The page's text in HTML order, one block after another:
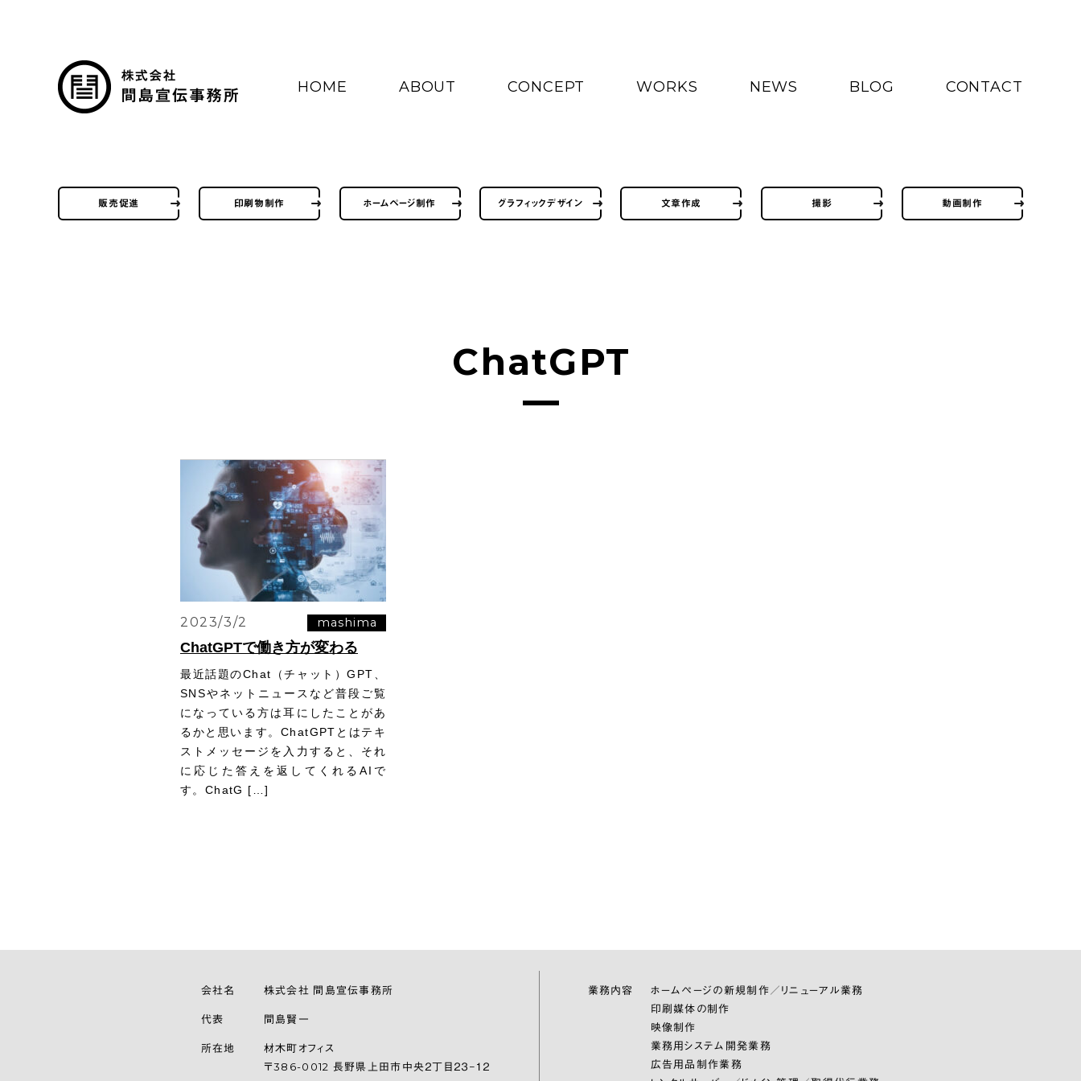
HOME ABOUT CONCEPT WORKS NEWS BLOG CONTACT
販売促進 印刷物制作 ホームページ制作 グラフィックデザイン 文章作成 撮影 動画制作
ChatGPT
2023/3/2 mashima
ChatGPTで働き方が変わる
最近話題のChat（チャット）GPT、
SNSやネットニュースなど普段ご覧
になっている方は耳にしたことがあ
るかと思います。ChatGPTとはテキ
ストメッセージを入力すると、それ
に応じた答えを返してくれるAIで
す。ChatG […]
会社名 株式会社 間島宣伝事務所
代表 間島賢一
所在地
材木町オフィス
〒386-0012 長野県上田市中央２丁目２３−１２
業務内容
ホームページの新規制作／リニューアル業務
印刷媒体の制作
映像制作
業務用システム開発業務
広告用品制作業務